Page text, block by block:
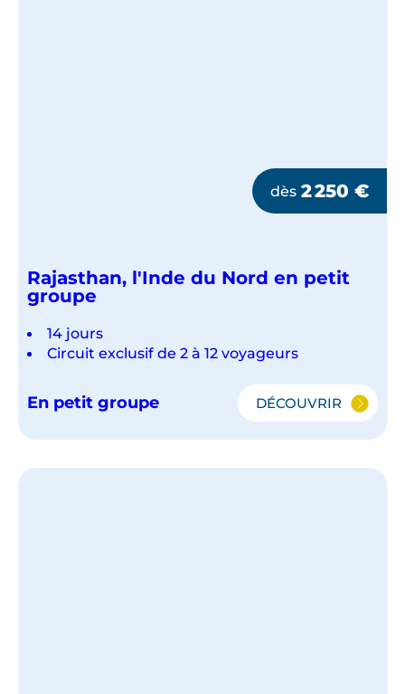
dès 2 250 €
Rajasthan, l'Inde du Nord en petit
groupe
14 jours
Circuit exclusif de 2 à 12 voyageurs
En petit groupe DÉCOUVRIR
RAJASTHAN,
NORD